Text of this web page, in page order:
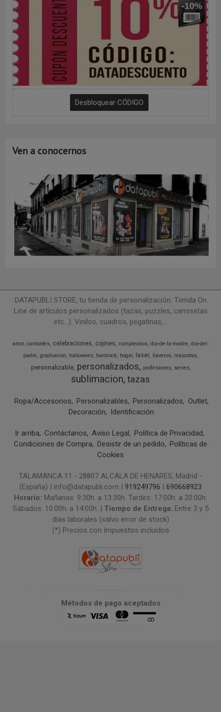
-10%
Ven a conocernos
DATAPUBLI STORE, tu tienda de personalización. Tienda On
Line de artículos personalizados (tazas, puzzles, camisetas
etc...). Vinilos, cuadros, pegatinas,...
amor cantantes celebraciones cojines cumpleanos dia-de-la-madre dia-del-
padre graduacion halloween hardrock hogar laser llaveros mascotas
personalizable personalizados profesiones series
sublimacion tazas
Ropa/Accesorios Personalizables Personalizados
Outlet
Decoración
Identificación
Ir arriba Contáctanos Aviso Legal
Política de Privacidad
Condiciones de Compra
Desistir de un pedido
Políticas de
Cookies
TALAMANCA 11 - 28807 ALCALA DE HENARES, Madrid -
(España) | info@datapubli.com | 919249796 | 690668923
Horario: Mañanas: 9:30h. a 13:30h. Tardes: 17:00h. a 20:00h.
Sábados: 10:00h. a 14:00h. | Tiempo de Entrega: Entre 3 y 5
días laborales (salvo error de stock)
(*) Precios con Impuestos incluidos
Métodos de pago aceptados